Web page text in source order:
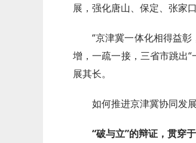
展，强化唐山、保定、张家
“京津冀一体化相得益
增，一疏一接，三省市跳出
展其长。
如何推进京津冀协同发
“破与立”的辩证，贯穿